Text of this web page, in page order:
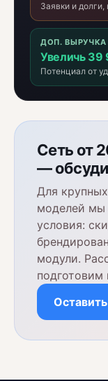
Заявки и
ДОП. ВЫРУЧКА
Увеличь 39
Потенциал от
Сеть от
—
Для
моделей мы
условия:
модули.
подготовим